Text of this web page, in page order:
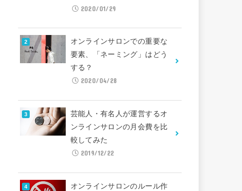
2020/01/29
オンラインサロンでの重要な
要素、「ネーミング」はどう
する？
2020/04/28
芸能人・有名人が運営するオ
ンラインサロンの月会費を比
較してみた
2019/12/22
オンラインサロンのルール作